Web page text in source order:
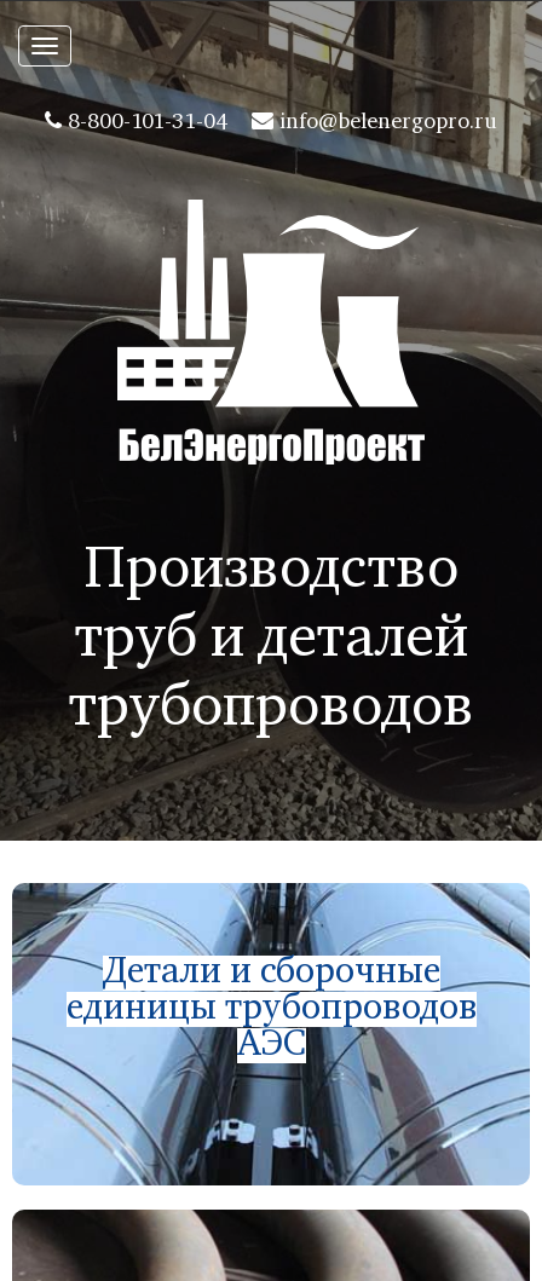
Toggle
navigation
8-800-101-31-04 info@belenergopro.ru
Производство
труб и деталей
трубопроводов
Детали и сборочные
единицы трубопроводов
АЭС